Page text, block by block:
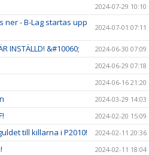
2024-07-29 10:10
ner - B-Lag startas upp
2024-07-01 07:11
INSTÄLLD! &#10060; 2024-06-30 07:09
2024-06-29 07:18
2024-06-16 21:20
2024-03-29 14:03
2024-02-20 15:09
till killarna i P2010! 2024-02-11 20:36
2024-02-11 18:04